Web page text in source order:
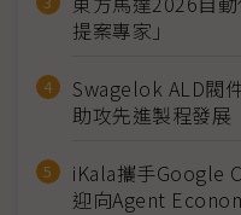
提案專家」
Swagelok ALD閥
助攻先進製程發展
iKala攜手Google
迎向Agent